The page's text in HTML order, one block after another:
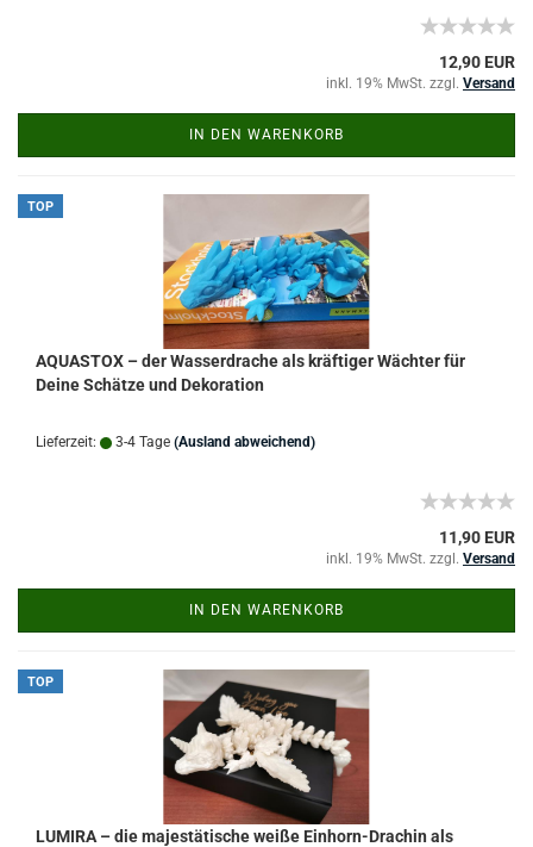
12,90 EUR
inkl. 19% MwSt. zzgl. Versand
IN DEN WARENKORB
TOP
AQUASTOX – der Wasserdrache als kräftiger Wächter für
Deine Schätze und Dekoration
Lieferzeit: 3-4 Tage (Ausland abweichend)
11,90 EUR
inkl. 19% MwSt. zzgl. Versand
IN DEN WARENKORB
TOP
LUMIRA – die majestätische weiße Einhorn-Drachin als